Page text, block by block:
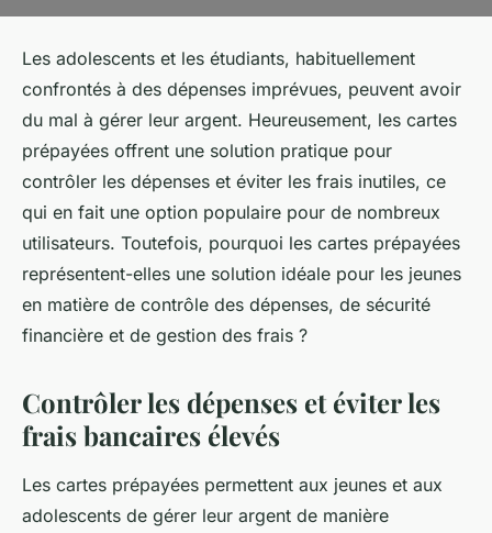
Les adolescents et les étudiants, habituellement
confrontés à des dépenses imprévues, peuvent avoir
du mal à gérer leur argent. Heureusement, les cartes
prépayées offrent une solution pratique pour
contrôler les dépenses et éviter les frais inutiles, ce
qui en fait une option populaire pour de nombreux
utilisateurs. Toutefois, pourquoi les cartes prépayées
représentent-elles une solution idéale pour les jeunes
en matière de contrôle des dépenses, de sécurité
financière et de gestion des frais ?
Contrôler les dépenses et éviter les
frais bancaires élevés
Les cartes prépayées permettent aux jeunes et aux
adolescents de gérer leur argent de manière